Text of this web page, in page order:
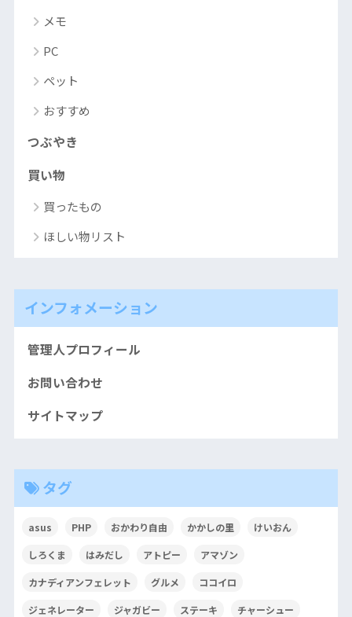
メモ
PC
ペット
おすすめ
つぶやき
買い物
買ったもの
ほしい物リスト
インフォメーション
管理人プロフィール
お問い合わせ
サイトマップ
タグ
asus PHP おかわり自由 かかしの里 けいおん
しろくま はみだし アトピー アマゾン
カナディアンフェレット グルメ ココイロ
ジェネレーター ジャガビー ステーキ チャーシュー